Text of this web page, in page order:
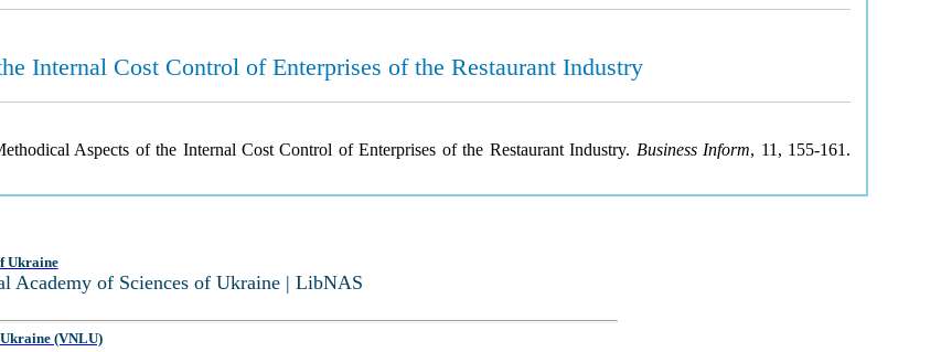
Internal Cost Control of Enterprises of the Restaurant Industry
Aspects of the Internal Cost Control of Enterprises of the Restaurant Industry. Business Inform, 11, 155-161.
Ukraine
Academy of Sciences of Ukraine | LibNAS
(VNLU)